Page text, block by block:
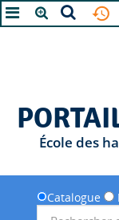
École des
Catalogue